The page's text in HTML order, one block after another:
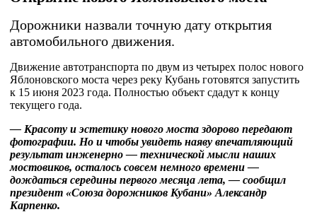
Дорожники назвали точную дату открытия
автомобильного движения.
Движение автотранспорта по двум из четырех полос нового
Яблоновского моста через реку Кубань готовятся запустить
к 15 июня 2023 года. Полностью объект сдадут к концу
текущего года.
— Красоту и эстетику нового моста здорово передают
фотографии. Но и чтобы увидеть наяву впечатляющий
результат инженерно — технической мысли наших
мостовиков, осталось совсем немного времени —
дождаться середины первого месяца лета, — сообщил
президент «Союза дорожников Кубани» Александр
Карпенко.